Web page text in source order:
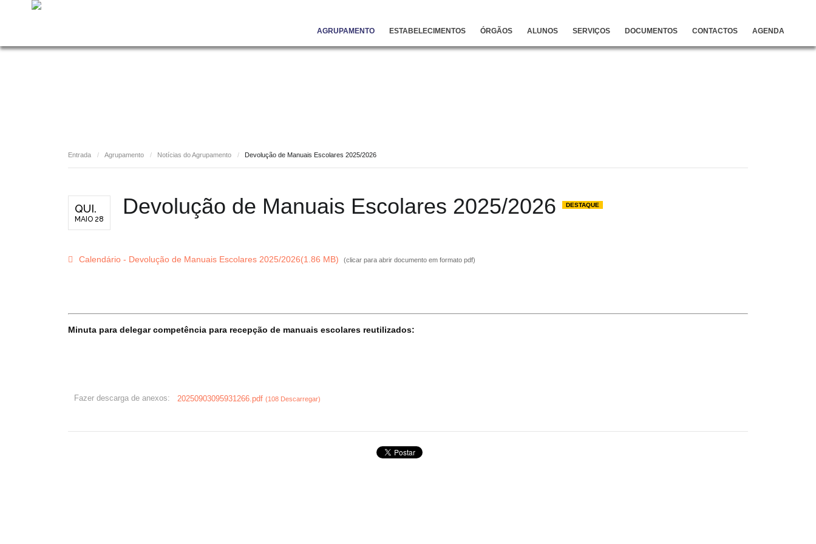
AGRUPAMENTO ESTABELECIMENTOS ÓRGÃOS ALUNOS SERVIÇOS DOCUMENTOS CONTACTOS AGENDA
Entrada / Agrupamento / Notícias do Agrupamento / Devolução de Manuais Escolares 2025/2026
QUI.
MAIO 28
Devolução de Manuais Escolares 2025/2026 DESTAQUE
p
Calendário - Devolução de Manuais Escolares 2025/2026(1.86 MB) (clicar para abrir documento em formato pdf)
Minuta para delegar competência para recepção de manuais escolares reutilizados:
Fazer descarga de anexos: 20250903095931266.pdf (108 Descarregar)